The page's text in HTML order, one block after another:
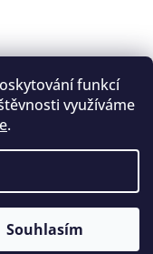
funkcí
využíváme
.
Souhlasím
lukostřelecký klub
. Všechna práva vyhrazena.